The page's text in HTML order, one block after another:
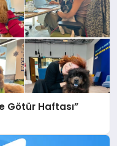
Götür Haftası”